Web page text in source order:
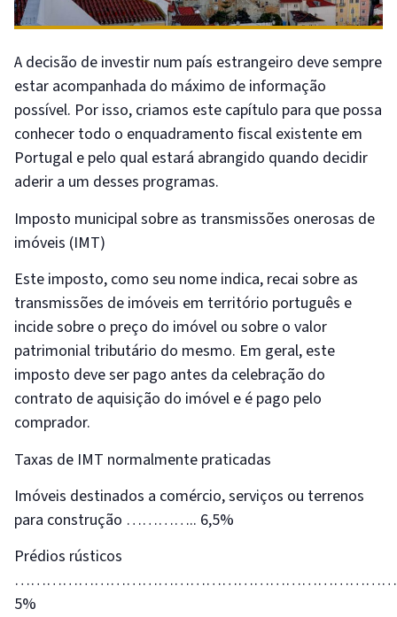
A decisão de investir num país estrangeiro deve sempre
estar acompanhada do máximo de informação
possível. Por isso, criamos este capítulo para que possa
conhecer todo o enquadramento fiscal existente em
Portugal e pelo qual estará abrangido quando decidir
aderir a um desses programas.
Imposto municipal sobre as transmissões onerosas de
imóveis (IMT)
Este imposto, como seu nome indica, recai sobre as
transmissões de imóveis em território português e
incide sobre o preço do imóvel ou sobre o valor
patrimonial tributário do mesmo. Em geral, este
imposto deve ser pago antes da celebração do
contrato de aquisição do imóvel e é pago pelo
comprador.
Taxas de IMT normalmente praticadas
Imóveis destinados a comércio, serviços ou terrenos
para construção ………….. 6,5%
Prédios rústicos
5%